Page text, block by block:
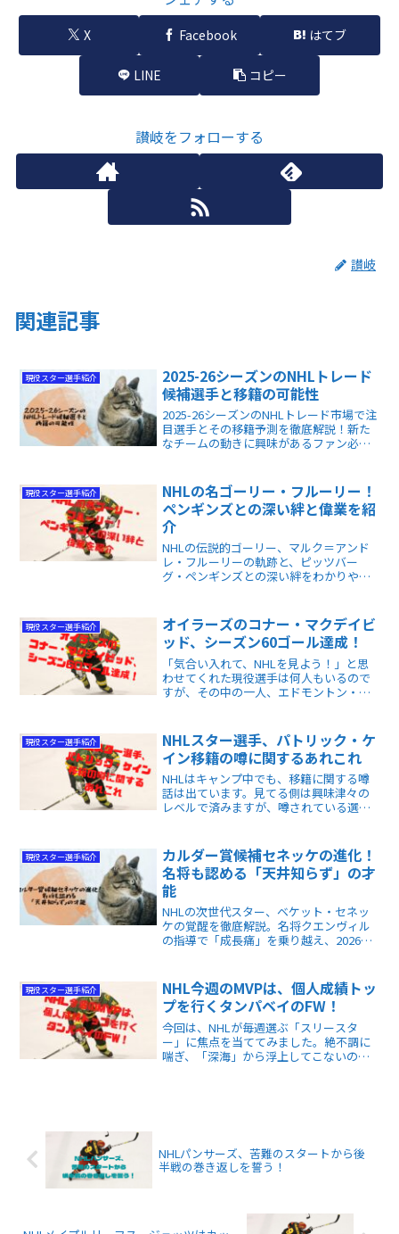
X Facebook はてブ
LINE コピー
讃岐をフォローする
讃岐
関連記事
現役スター選手紹介
2025-26シーズンのNHLトレード
候補選手と移籍の可能性
2025-26シーズンのNHLトレード市場で注
目選手とその移籍予測を徹底解説！新た
なチームの動きに興味があるファン必
現役スター選手紹介
NHLの名ゴーリー・フルーリー！
ペンギンズとの深い絆と偉業を紹
介
NHLの伝説的ゴーリー、マルク＝アンド
レ・フルーリーの軌跡と、ピッツバー
グ・ペンギンズとの深い絆をわかりやす
者向けの記事です。NHLの魅力を知りた
い方におすすめ！
現役スター選手紹介
オイラーズのコナー・マクデイビ
ッド、シーズン60ゴール達成！
「気合い入れて、NHLを見よう！」と思
わせてくれた現役選手は何人もいるので
すが、その中の一人、エドモントン・オ
ーズンで60ゴールを達成しました。
現役スター選手紹介
NHLスター選手、パトリック・ケ
イン移籍の噂に関するあれこれ
NHLはキャンプ中でも、移籍に関する噂
話は出ています。見てる側は興味津々の
レベルで済みますが、噂されている選手
げます。本人は否定していますが、話は
複雑な様子です。
現役スター選手紹介
カルダー賞候補セネッケの進化！
名将も認める「天井知らず」の才
能
NHLの次世代スター、ベケット・セネッ
ケの覚醒を徹底解説。名将クエンヴィル
の指導で「成長痛」を乗り越え、2026年
がチームにもたらす変革を深掘りしま
す。
現役スター選手紹介
NHL今週のMVPは、個人成績トッ
プを行くタンパベイのFW！
今回は、NHLが毎週選ぶ「スリースタ
ー」に焦点を当ててみました。絶不調に
喘ぎ、「深海」から浮上してこないので
NHLパンサーズ、苦難のスタートから後
半戦の巻き返しを誓う！